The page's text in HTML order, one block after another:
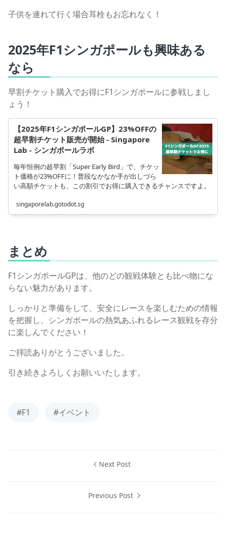
子供を連れて行く場合耳栓もお忘れなく！
2025年F1シンガポールも興味ある
なら
早割チケット購入でお得にF1シンガポールに参戦しまし
ょう！
【2025年F1シンガポールGP】23%OFFの
超早割チケット販売が開始 - Singapore
Lab - シンガポールラボ
毎年恒例の超早割「Super Early Bird」で、チケッ
ト価格が23%OFFに！普段なかなか手が出しづら
い高額チケットも、この割引でお得に購入できるチャンスですよ。
singaporelab.gotodot.sg
まとめ
F1シンガポールGPは、他のどの観戦体験とも比べ物にな
らない魅力があります。
しっかりと準備をして、安全にレースを楽しむための情報
を把握し、シンガポールの熱気あふれるレース観戦を存分
に楽しんでください！
ご拝読ありがとうございました。
引き続きよろしくお願いいたします。
#F1 #イベント
Next Post
Previous Post